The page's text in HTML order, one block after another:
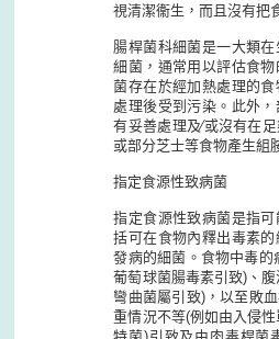
視清潔衞生，而且沒有把
腸桿菌科細菌是一大類
細菌，通常用以評估食
菌存在於經加熱處理的
處理後受到污染。此外
有妥善處理及∕或沒有在
或部分芝士等食物產生組
指定食源性致病菌
指定食源性致病菌是指
括可在食物內釋出毒素
發病的細菌。食物中毒
葡萄球菌腸毒素引致)、
彎曲菌屬引致)，以至敗
重情況不等(例如由入侵